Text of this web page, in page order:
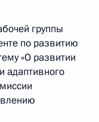
группы
по развитию
«О развитии
адаптивного